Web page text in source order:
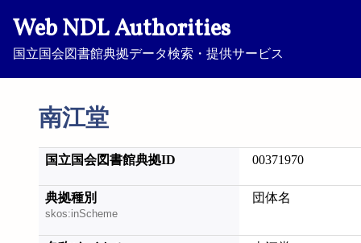
Web NDL Authorities
国立国会図書館典拠データ検索・提供サービス
南江堂
国立国会図書館典拠ID 00371970
典拠種別
skos:inScheme
団体名